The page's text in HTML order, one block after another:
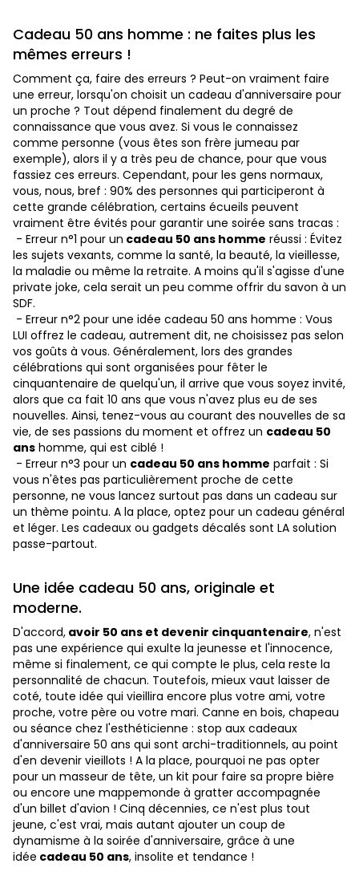
Cadeau 50 ans homme : ne faites plus les
mêmes erreurs !
Comment ça, faire des erreurs ? Peut-on vraiment faire
une erreur, lorsqu'on choisit un cadeau d'anniversaire pour
un proche ? Tout dépend finalement du degré de
connaissance que vous avez. Si vous le connaissez
comme personne (vous êtes son frère jumeau par
exemple), alors il y a très peu de chance, pour que vous
fassiez ces erreurs. Cependant, pour les gens normaux,
vous, nous, bref : 90% des personnes qui participeront à
cette grande célébration, certains écueils peuvent
vraiment être évités pour garantir une soirée sans tracas :
- Erreur n°1 pour un cadeau 50 ans homme réussi : Évitez
les sujets vexants, comme la santé, la beauté, la vieillesse,
la maladie ou même la retraite. A moins qu'il s'agisse d'une
private joke, cela serait un peu comme offrir du savon à un
SDF.
- Erreur n°2 pour une idée cadeau 50 ans homme : Vous
LUI offrez le cadeau, autrement dit, ne choisissez pas selon
vos goûts à vous. Généralement, lors des grandes
célébrations qui sont organisées pour fêter le
cinquantenaire de quelqu'un, il arrive que vous soyez invité,
alors que ca fait 10 ans que vous n'avez plus eu de ses
nouvelles. Ainsi, tenez-vous au courant des nouvelles de sa
vie, de ses passions du moment et offrez un cadeau 50
ans homme, qui est ciblé !
- Erreur n°3 pour un cadeau 50 ans homme parfait : Si
vous n'êtes pas particulièrement proche de cette
personne, ne vous lancez surtout pas dans un cadeau sur
un thème pointu. A la place, optez pour un cadeau général
et léger. Les cadeaux ou gadgets décalés sont LA solution
passe-partout.
Une idée cadeau 50 ans, originale et
moderne.
D'accord, avoir 50 ans et devenir cinquantenaire, n'est
pas une expérience qui exulte la jeunesse et l'innocence,
même si finalement, ce qui compte le plus, cela reste la
personnalité de chacun. Toutefois, mieux vaut laisser de
coté, toute idée qui vieillira encore plus votre ami, votre
proche, votre père ou votre mari. Canne en bois, chapeau
ou séance chez l'esthéticienne : stop aux cadeaux
d'anniversaire 50 ans qui sont archi-traditionnels, au point
d'en devenir vieillots ! A la place, pourquoi ne pas opter
pour un masseur de tête, un kit pour faire sa propre bière
ou encore une mappemonde à gratter accompagnée
d'un billet d'avion ! Cinq décennies, ce n'est plus tout
jeune, c'est vrai, mais autant ajouter un coup de
dynamisme à la soirée d'anniversaire, grâce à une
idée cadeau 50 ans, insolite et tendance !